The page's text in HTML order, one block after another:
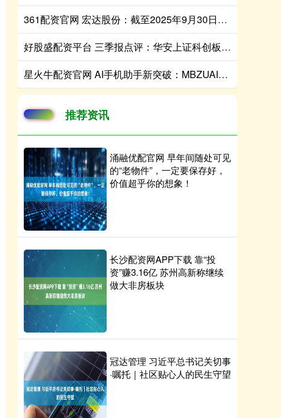
361配资官网 宏达股份：截至2025年9月30日公司股东总数为61040户
好股盛配资平台 三季报点评：华安上证科创板芯片ETF基金季度涨幅65.22%
星火牛配资官网 AI手机助手新突破：MBZUAI让手机实现看图说话和画图创作双技能
推荐资讯
涌融优配官网 早年间随处可见
的“老物件”，一定要保存好，
价值超乎你的想象！
长沙配资网APP下载 靠“投
资”赚3.16亿 苏州高新称继续
做大非房板块
冠达管理 习近平总书记关切事
·嘱托｜社区贴心人的民生守望